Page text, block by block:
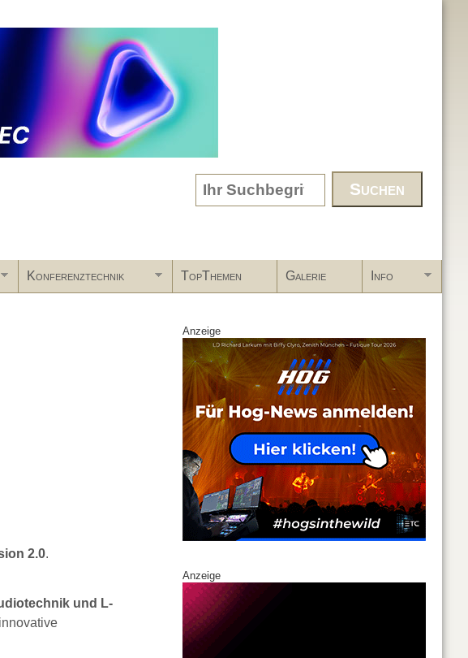
Search form
Konferenztechnik TopThemen Galerie Info
2.0.
und L-
Anzeige
Anzeige